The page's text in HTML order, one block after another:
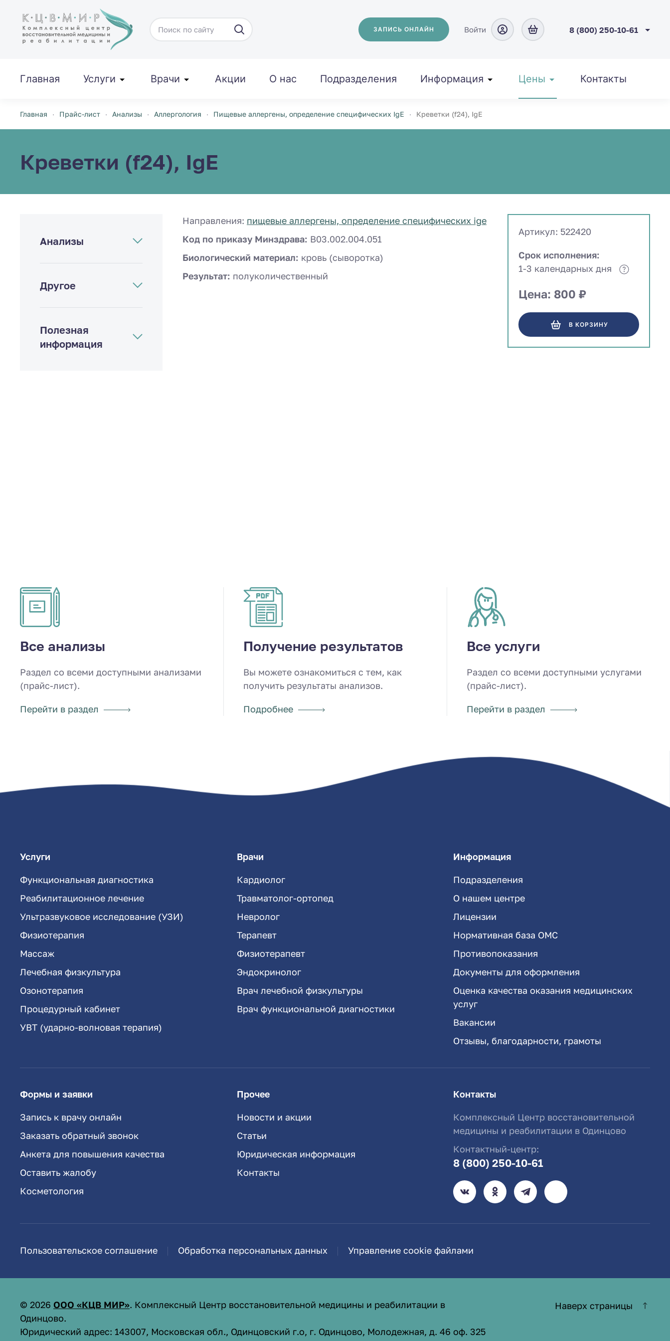
Перейти к содержимому ЗАПИСЬ ОНЛАЙН Войти 8 (800) 250-10-61
Главная Услуги Врачи Акции О нас Подразделения Информация Цены Контакты
Главная Прайс-лист Анализы Аллергология Пищевые аллергены, определение специфических IgE Креветки (f24), IgE
Креветки (f24), IgE
Анализы
Другое
Полезная
информация
Направления: пищевые аллергены, определение специфических ige
Код по приказу Минздрава: B03.002.004.051
Биологический материал: кровь (сыворотка)
Результат: полуколичественный
Артикул: 522420
Срок исполнения:
1-3 календарных дня
Цена: 800 ₽
В КОРЗИНУ
Все анализы
Раздел со всеми доступными анализами
(прайс-лист).
Перейти в раздел
Получение результатов
Вы можете ознакомиться с тем, как
получить результаты анализов.
Подробнее
Все услуги
Раздел со всеми доступными услугами
(прайс-лист).
Перейти в раздел
Услуги
Функциональная диагностика
Реабилитационное лечение
Ультразвуковое исследование (УЗИ)
Физиотерапия
Массаж
Лечебная физкультура
Озонотерапия
Процедурный кабинет
УВТ (ударно-волновая терапия)
Врачи
Кардиолог
Травматолог-ортопед
Невролог
Терапевт
Физиотерапевт
Эндокринолог
Врач лечебной физкультуры
Врач функциональной диагностики
Информация
Подразделения
О нашем центре
Лицензии
Нормативная база ОМС
Противопоказания
Документы для оформления
Оценка качества оказания медицинских
услуг
Вакансии
Отзывы, благодарности, грамоты
Формы и заявки
Запись к врачу онлайн
Заказать обратный звонок
Анкета для повышения качества
Оставить жалобу
Косметология
Прочее
Новости и акции
Статьи
Юридическая информация
Контакты
Контакты
Комплексный Центр восстановительной
медицины и реабилитации в Одинцово
Контактный-центр:
8 (800) 250-10-61
Пользовательское соглашение Обработка персональных данных Управление cookie файлами
© 2026 ООО «КЦВ МИР». Комплексный Центр восстановительной медицины и реабилитации в
Одинцово.
Юридический адрес: 143007, Московская обл., Одинцовский г.о, г. Одинцово, Молодежная, д. 46 оф. 325
Наверх страницы